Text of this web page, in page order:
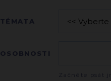
TÉMATA
OSOBNOSTI